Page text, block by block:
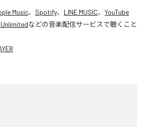
Music、 Spotify、 LINE MUSIC、 YouTube
などの音楽配信サービスで聴くこと